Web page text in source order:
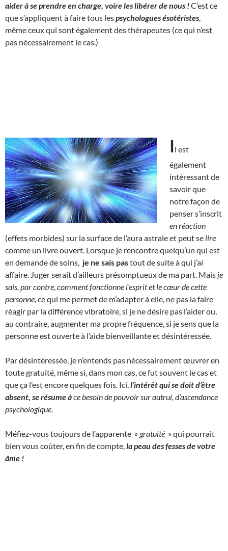
aider à se prendre en charge, voire les libérer de nous !C’est ce
que s’appliquent à faire tous lespsychologues ésotéristes
même ceux qui sont également des thérapeutes (ce qui n’est
pas nécessairement le cas.)
Il est
également
intéressant de
savoir que
notre façon de
penser s’inscrit
en réaction
(effets morbides) sur la surface de l’aura astrale et peut se lire
comme un livre ouvert. Lorsque je rencontre quelqu’un qui est
en demande de soins, je ne sais pastout de suite à qui j’ai
affaire. Juger serait d’ailleurs présomptueux de ma part. Mais je
sais, par contre, comment fonctionne l’esprit et le cœur de cette
personne , ce qui me permet de m’adapter à elle, ne pas la faire
réagir par la différence vibratoire, si je ne désire pas l’aider ou,
au contraire, augmenter ma propre fréquence, si je sens que la
personne est ouverte à l’aide bienveillante et désintéressée.
Par désintéressée, je n’entends pas nécessairement œuvrer en
toute gratuité, même si, dans mon cas, ce fut souvent le cas et
que ça l’est encore quelques fois. Ici, l’intérêt qui se doit d’être
absent, se résume àce besoin de pouvoir sur autrui, d’ascendance
psychologique
Méfiez-vous toujours de l’apparente » gratuité » qui pourrait
bien vous coûter, en fin de compte, la peau des fesses de votre
âme !